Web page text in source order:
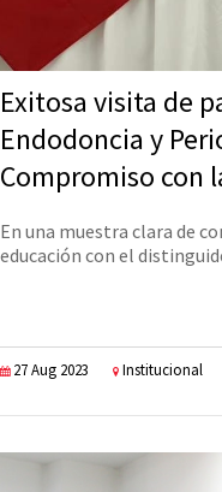
Exitosa visita de
Endodoncia y
Compromiso con
En una muestra clara de
educación con el
27 Aug 2023 Institucional